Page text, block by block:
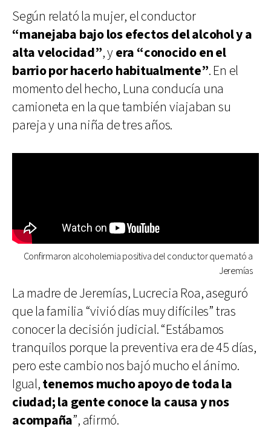
Según relató la mujer, el conductor
“manejaba bajo los efectos del alcohol y a
alta velocidad”, yera “conocido en el
barrio por hacerlo habitualmente”. En el
momento del hecho, Luna conducía una
camioneta en la que también viajaban su
pareja y una niña de tres años.
Confirmaron alcoholemia positiva del conductor que mató a
Jeremías
La madre de Jeremías, Lucrecia Roa, aseguró
que la familia “vivió días muy difíciles” tras
conocer la decisión judicial. “Estábamos
tranquilos porque la preventiva era de 45 días,
pero este cambio nos bajó mucho el ánimo.
Igual,tenemos mucho apoyo de toda la
ciudad; la gente conoce la causa y nos
acompaña”, afirmó.